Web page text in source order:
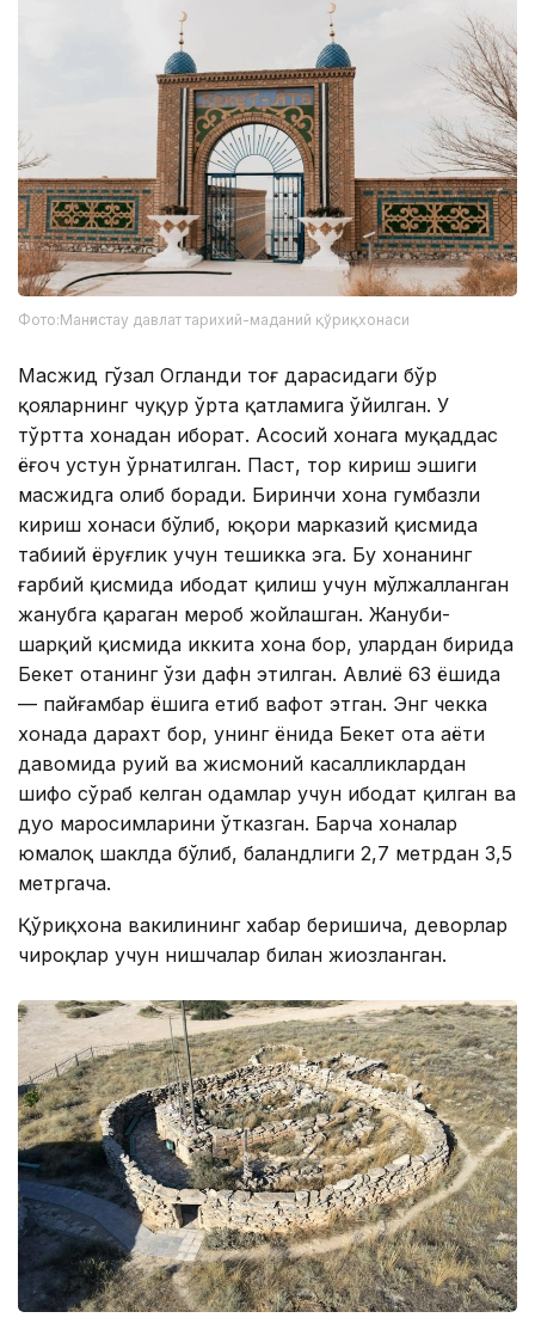
Фото:Манғистау давлат тарихий-маданий қўриқхонаси
Масжид гўзал Огланди тоғ дарасидаги бўр
қояларнинг чуқур ўрта қатламига ўйилган. У
тўртта хонадан иборат. Асосий хонага муқаддас
ёғоч устун ўрнатилган. Паст, тор кириш эшиги
масжидга олиб боради. Биринчи хона гумбазли
кириш хонаси бўлиб, юқори марказий қисмида
табиий ёруғлик учун тешикка эга. Бу хонанинг
ғарбий қисмида ибодат қилиш учун мўлжалланган
жанубга қараган меҳроб жойлашган. Жануби-
шарқий қисмида иккита хона бор, улардан бирида
Бекет отанинг ўзи дафн этилган. Авлиё 63 ёшида
— пайғамбар ёшига етиб вафот этган. Энг чекка
хонада дарахт бор, унинг ёнида Бекет ота ҳаёти
давомида руҳий ва жисмоний касалликлардан
шифо сўраб келган одамлар учун ибодат қилган ва
дуо маросимларини ўтказган. Барча хоналар
юмалоқ шаклда бўлиб, баландлиги 2,7 метрдан 3,5
метргача.
Қўриқхона вакилининг хабар беришича, деворлар
чироқлар учун нишчалар билан жиҳозланган.